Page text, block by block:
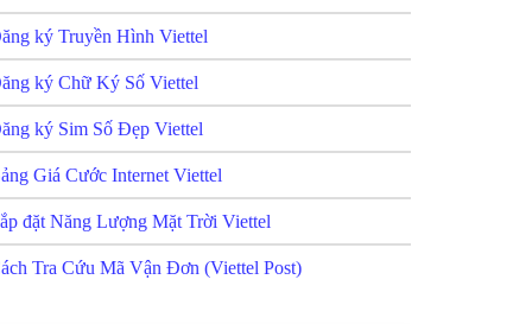
ký Truyền Hình Viettel
ký Chữ Ký Số Viettel
ký Sim Số Đẹp Viettel
Giá Cước Internet Viettel
đặt Năng Lượng Mặt Trời Viettel
Tra Cứu Mã Vận Đơn (Viettel Post)